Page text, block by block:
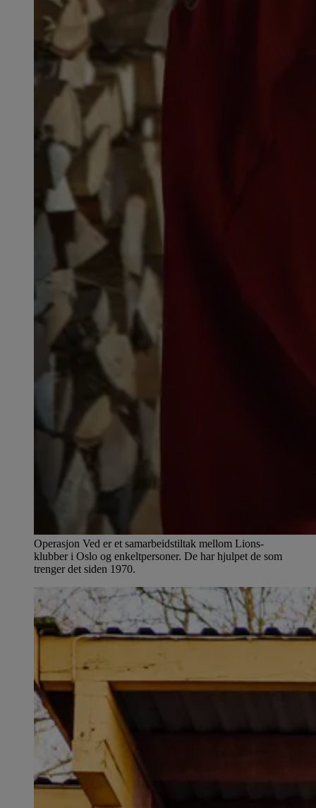
Operasjon Ved er et samarbeidstiltak mellom Lions-
klubber i Oslo og enkeltpersoner. De har hjulpet de som
trenger det siden 1970.